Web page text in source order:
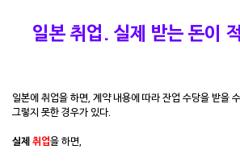
일본 취업. 실제 받는 돈이
일본에 취업을 하면, 계약 내용에 따라 잔업 수당을 받을
그렇지 못한 경우가 있다.
실제취업을 하면,